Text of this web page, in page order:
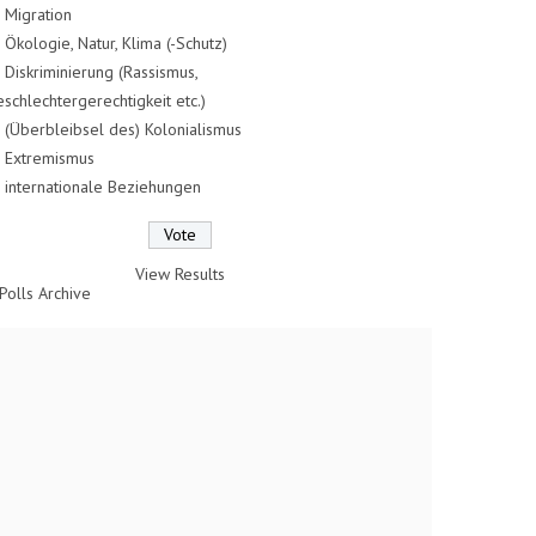
Migration
Ökologie, Natur, Klima (-Schutz)
Diskriminierung (Rassismus,
etc.)
(Überbleibsel des) Kolonialismus
Extremismus
internationale Beziehungen
View Results
Polls Archive